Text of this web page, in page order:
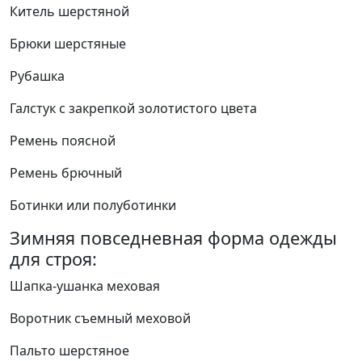
Китель шерстяной
Брюки шерстяные
Рубашка
Галстук с закрепкой золотистого цвета
Ремень поясной
Ремень брючный
Ботинки или полуботинки
Зимняя повседневная форма одежды
для строя:
Шапка-ушанка меховая
Воротник съемный меховой
Пальто шерстяное